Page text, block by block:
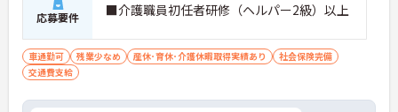
応募要件 ■介護職員初任者研修（ヘルパー2級）以上
車通勤可 残業少なめ 産休･育休･介護休暇取得実績あり
社会保険完備
交通費支給